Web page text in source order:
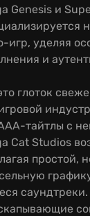
Genesis и
игр, уделяя
и
глоток
тайтлы с
Cat Studios
простой,